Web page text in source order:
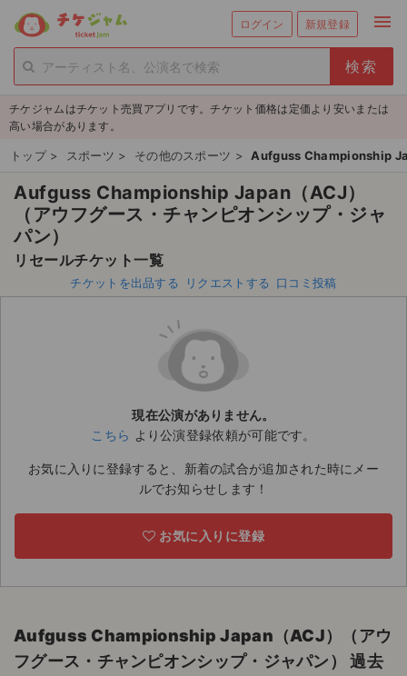
ログイン 新規登録 menu
person_add 新規会員登録
チケットを探す
新着チケット
値下げしたチケット
都道府県からチケットを探す
もうすぐ開催のチケット
ライブ・コンサート（海外）
イベント
スポーツ
演劇・ミュージカル
ご利用ガイド
チケジャムはチケット売買アプリです。チケット価格は定価より安いまたは
高い場合があります。
トップ > スポーツ > その他のスポーツ > Aufguss Championship
Aufguss Championship Japan（ACJ）
（アウフグース・チャンピオンシップ・ジャ
パン）
リセールチケット一覧
チケットを出品する リクエストする 口コミ投稿
現在公演がありません。
こちら より公演登録依頼が可能です。
お気に入りに登録すると、新着の試合が追加された時にメー
ルでお知らせします！
お気に入りに登録
Aufguss Championship Japan（ACJ）（アウ
フグース・チャンピオンシップ・ジャパン） 過去